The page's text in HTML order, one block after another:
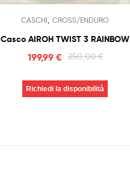
CASCHI ,CROSS/ENDURO
Casco AIROH TWIST 3 RAINBOW
250,00€
199,99€
Richiedi la disponibilità